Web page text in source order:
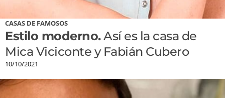
CASAS DE FAMOSOS
Estilo moderno.Así es la casa de
Mica Viciconte y Fabián Cubero
10/10/2021